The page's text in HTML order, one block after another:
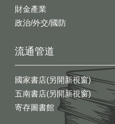
財金產業
政治/外交/國防
流通管道
國家書店(另開新視窗)
五南書店(另開新視窗)
寄存圖書館